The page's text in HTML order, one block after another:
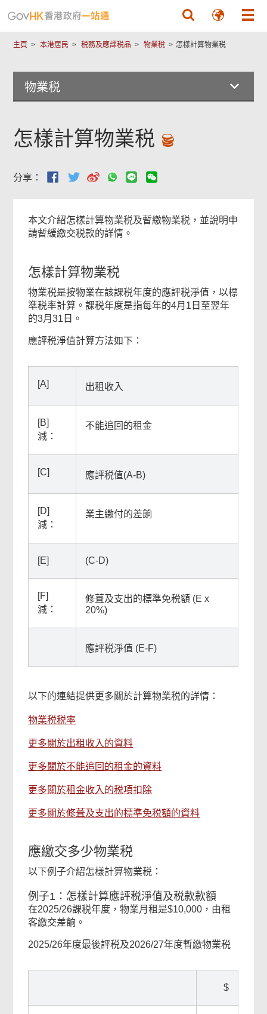
主頁 本港居民 税務及應課税品 物業稅 怎樣計算物業税
物業税
怎樣計算物業税
分享：
本文介紹怎樣計算物業税及暫繳物業税，並說明申
請暫緩繳交税款的詳情。
怎樣計算物業税
物業税是按物業在該課税年度的應評税淨值，以標
準税率計算。課税年度是指每年的4月1日至翌年
的3月31日。
應評税淨值計算方法如下：
[A] 出租收入
[B]
減：
不能追回的租金
[C] 應評税值(A-B)
[D]
減：
業主繳付的差餉
[E] (C-D)
[F]
減：
修葺及支出的標準免税額 (E x
20%)
應評税淨值 (E-F)
以下的連結提供更多關於計算物業税的詳情：
物業税税率
更多關於出租收入的資料
更多關於不能追回的租金的資料
更多關於租金收入的税項扣除
更多關於修葺及支出的標準免税額的資料
應繳交多少物業税
以下例子介紹怎樣計算物業税：
例子1：怎樣計算應評税淨值及税款款額
在2025/26課税年度，物業月租是$10,000，由租
客繳交差餉。
2025/26年度最後評税及2026/27年度暫繳物業税
$
容
用
府